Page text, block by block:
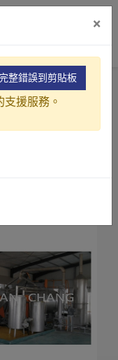
English (US)
肥 或沼氣發電成套
×
整錯誤到剪貼板
援服務。